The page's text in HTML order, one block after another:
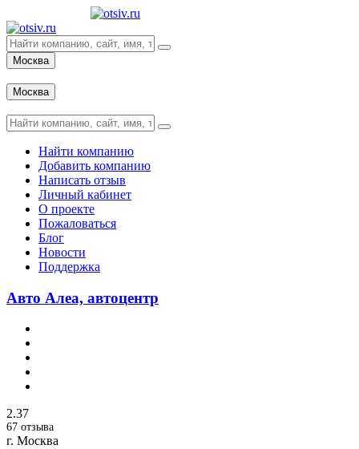
Москва
Москва
Найти компанию
Добавить компанию
Написать отзыв
Личный кабинет
О проекте
Пожаловаться
Блог
Новости
Поддержка
Авто Алеа, автоцентр
2.37
67 отзыва
г. Москва